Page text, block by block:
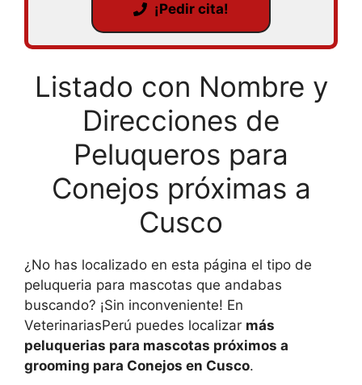
¡Pedir cita!
Listado con Nombre y
Direcciones de
Peluqueros para
Conejos próximas a
Cusco
¿No has localizado en esta página el tipo de
peluqueria para mascotas que andabas
buscando? ¡Sin inconveniente! En
VeterinariasPerú puedes localizar más
peluquerias para mascotas próximos a
grooming para Conejos en Cusco.